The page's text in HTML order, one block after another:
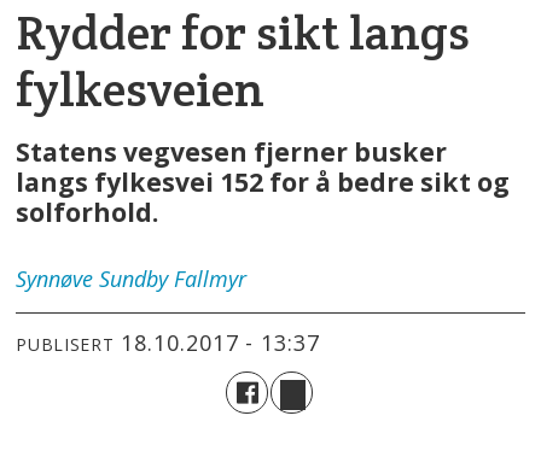
Rydder for sikt langs
fylkesveien
Statens vegvesen fjerner busker
langs fylkesvei 152 for å bedre sikt og
solforhold.
Synnøve Sundby Fallmyr
PUBLISERT 18.10.2017 - 13:37